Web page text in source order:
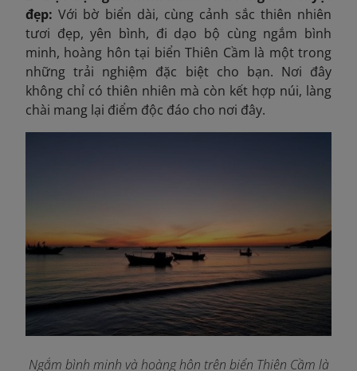
đẹp:Với bờ biển dài, cùng cảnh sắc thiên nhiên
tươi đẹp, yên bình, đi dạo bộ cùng ngắm bình
minh, hoàng hôn tại biển Thiên Cầm là một trong
những trải nghiệm đặc biệt cho bạn. Nơi đây
không chỉ có thiên nhiên mà còn kết hợp núi, làng
chài mang lại điểm độc đáo cho nơi đây.
Ngắm bình minh và hoàng hôn trên biển Thiên Cầm là